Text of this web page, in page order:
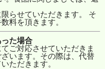
らせていただきます。 そ
料を頂きます。
た場合
ご対応させていただきま
います。その際は、代替
ただきます。